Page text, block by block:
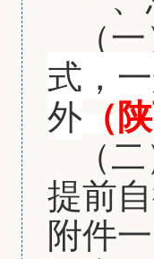
（
式，
外 （
（
提前
附件